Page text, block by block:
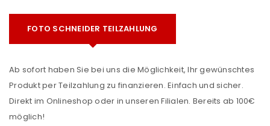
FOTO SCHNEIDER TEILZAHLUNG
Ab sofort haben Sie bei uns die Möglichkeit, Ihr gewünschtes
Produkt per Teilzahlung zu finanzieren. Einfach und sicher.
Direkt im Onlineshop oder in unseren Filialen. Bereits ab 100€
möglich!